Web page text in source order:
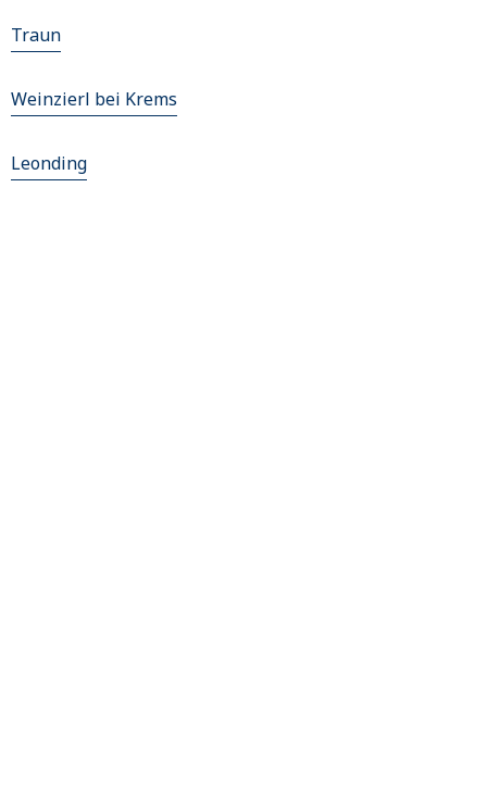
Traun
Weinzierl bei Krems
Leonding